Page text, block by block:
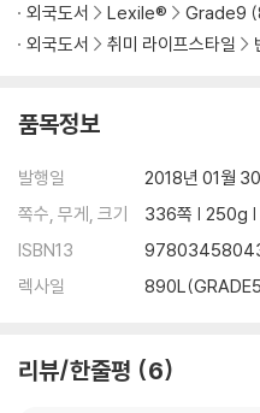
외국도서
Lexile®
Grade9
외국도서
취미 라이프스타일
품목정보
발행일
2018년 01월
쪽수, 무게, 크기
336쪽 | 250g
ISBN13
렉사일
리뷰/한줄평 6